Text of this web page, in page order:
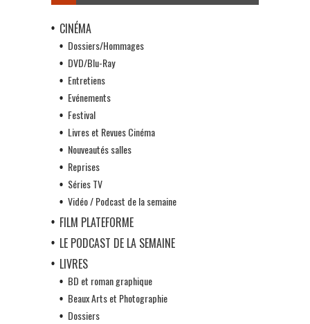
CINÉMA
Dossiers/Hommages
DVD/Blu-Ray
Entretiens
Evénements
Festival
Livres et Revues Cinéma
Nouveautés salles
Reprises
Séries TV
Vidéo / Podcast de la semaine
FILM PLATEFORME
LE PODCAST DE LA SEMAINE
LIVRES
BD et roman graphique
Beaux Arts et Photographie
Dossiers